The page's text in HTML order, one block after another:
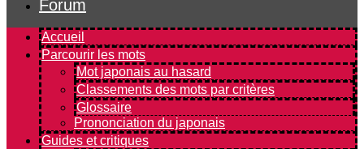
Forum
Accueil
Parcourir les mots
Mot japonais au hasard
Classements des mots par critères
Glossaire
Prononciation du japonais
Guides et critiques